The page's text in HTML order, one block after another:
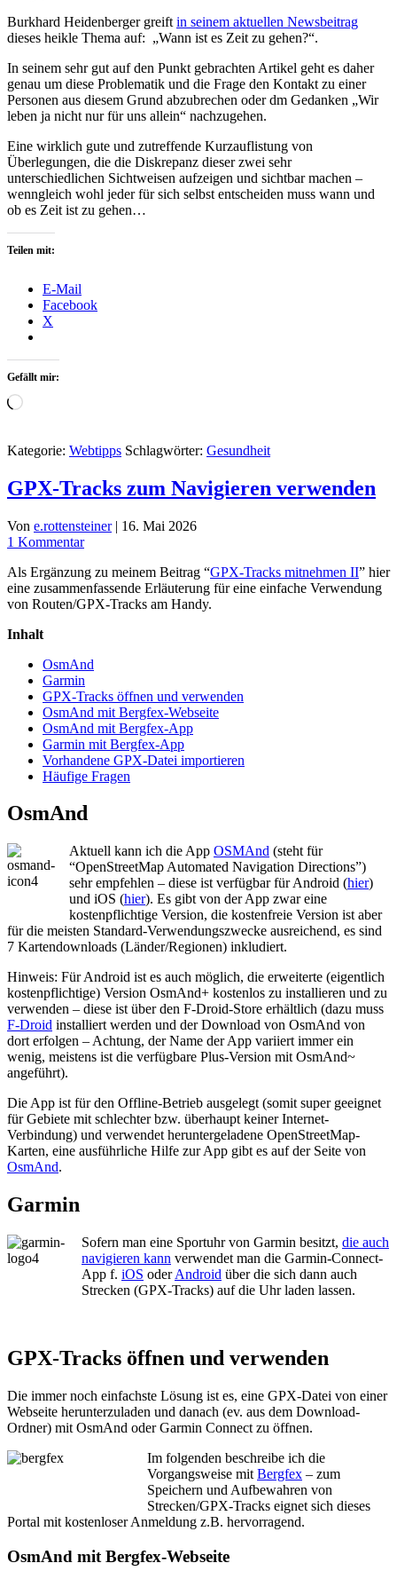
Burkhard Heidenberger greift in seinem aktuellen Newsbeitrag
dieses heikle Thema auf: „Wann ist es Zeit zu gehen?“.
In seinem sehr gut auf den Punkt gebrachten Artikel geht es daher
genau um diese Problematik und die Frage den Kontakt zu einer
Personen aus diesem Grund abzubrechen oder dm Gedanken „Wir
leben ja nicht nur für uns allein“ nachzugehen.
Eine wirklich gute und zutreffende Kurzauflistung von
Überlegungen, die die Diskrepanz dieser zwei sehr
unterschiedlichen Sichtweisen aufzeigen und sichtbar machen –
wenngleich wohl jeder für sich selbst entscheiden muss wann und
ob es Zeit ist zu gehen…
Teilen mit:
E-Mail
Facebook
X
Gefällt mir:
Wird
Kategorie: Webtipps Schlagwörter: Gesundheit
GPX-Tracks zum Navigieren verwenden
Von e.rottensteiner | 16. Mai 2026
1 Kommentar
Als Ergänzung zu meinem Beitrag “GPX-Tracks mitnehmen II” hier
eine zusammenfassende Erläuterung für eine einfache Verwendung
von Routen/GPX-Tracks am Handy.
Inhalt
OsmAnd
Garmin
GPX-Tracks öffnen und verwenden
OsmAnd mit Bergfex-Webseite
OsmAnd mit Bergfex-App
Garmin mit Bergfex-App
Vorhandene GPX-Datei importieren
Häufige Fragen
OsmAnd
Aktuell kann ich die App OSMAnd (steht für
“OpenStreetMap Automated Navigation Directions”)
sehr empfehlen – diese ist verfügbar für Android (hier)
und iOS (hier). Es gibt von der App zwar eine
kostenpflichtige Version, die kostenfreie Version ist aber
für die meisten Standard-Verwendungszwecke ausreichend, es sind
7 Kartendownloads (Länder/Regionen) inkludiert.
Hinweis: Für Android ist es auch möglich, die erweiterte (eigentlich
kostenpflichtige) Version OsmAnd+ kostenlos zu installieren und zu
verwenden – diese ist über den F-Droid-Store erhältlich (dazu muss
F-Droid installiert werden und der Download von OsmAnd von
dort erfolgen – Achtung, der Name der App variiert immer ein
wenig, meistens ist die verfügbare Plus-Version mit OsmAnd~
angeführt).
Die App ist für den Offline-Betrieb ausgelegt (somit super geeignet
für Gebiete mit schlechter bzw. überhaupt keiner Internet-
Verbindung) und verwendet heruntergeladene OpenStreetMap-
Karten, eine ausführliche Hilfe zur App gibt es auf der Seite von
OsmAnd.
Garmin
Sofern man eine Sportuhr von Garmin besitzt, die auch
navigieren kann verwendet man die Garmin-Connect-
App f. iOS oderAndroid über die sich dann auch
Strecken (GPX-Tracks) auf die Uhr laden lassen.
GPX-Tracks öffnen und verwenden
Die immer noch einfachste Lösung ist es, eine GPX-Datei von einer
Webseite herunterzuladen und danach (ev. aus dem Download-
Ordner) mit OsmAnd oder Garmin Connect zu öffnen.
Im folgenden beschreibe ich die
Vorgangsweise mit Bergfex – zum
Speichern und Aufbewahren von
Strecken/GPX-Tracks eignet sich dieses
Portal mit kostenloser Anmeldung z.B. hervorragend.
OsmAnd mit Bergfex-Webseite